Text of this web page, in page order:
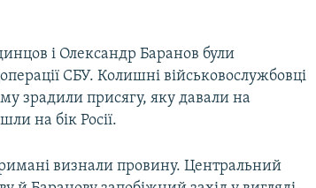
і Олександр Баранов були
СБУ. Колишні військовослужбовці
зрадили присягу, яку давали на
на бік Росії.
визнали провину. Центральний